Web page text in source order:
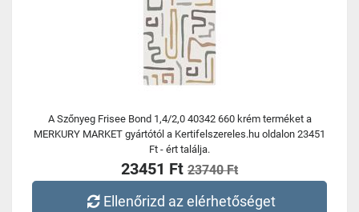
A Szőnyeg Frisee Bond 1,4/2,0 40342 660 krém terméket a
MERKURY MARKET gyártótól a Kertifelszereles.hu oldalon 23451
Ft - ért találja.
23451 Ft 23740 Ft
Ellenőrizd az elérhetőséget